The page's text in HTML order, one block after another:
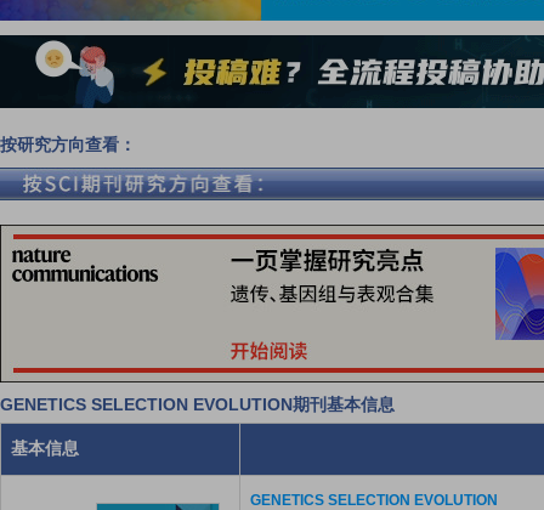
按研究方向查看：
GENETICS SELECTION EVOLUTION期刊基本信息
基本信息
GENETICS SELECTION EVOLUTION